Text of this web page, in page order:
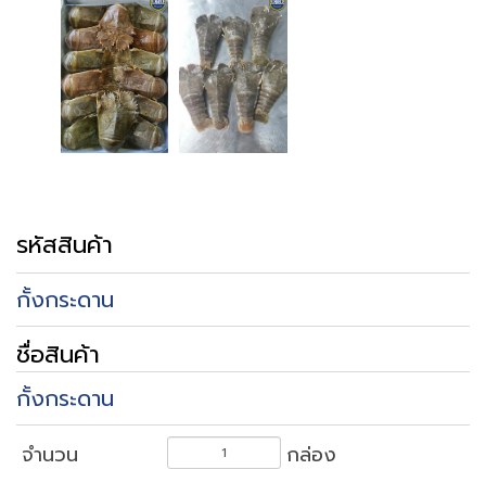
รหัสสินค้า
กั้งกระดาน
ชื่อสินค้า
กั้งกระดาน
จำนวน กล่อง